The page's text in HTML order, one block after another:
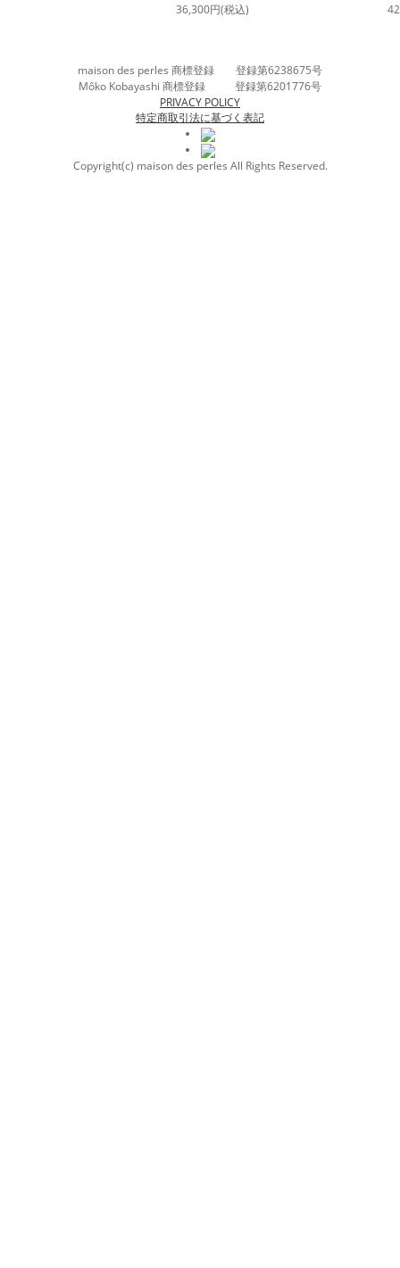
36,300円(税込)
maison des perles 商標登録 登録第6238675号
Môko Kobayashi 商標登録 登録第6201776号
PRIVACY POLICY
特定商取引法に基づく表記
Copyright(c) maison des perles All Rights Reserved.